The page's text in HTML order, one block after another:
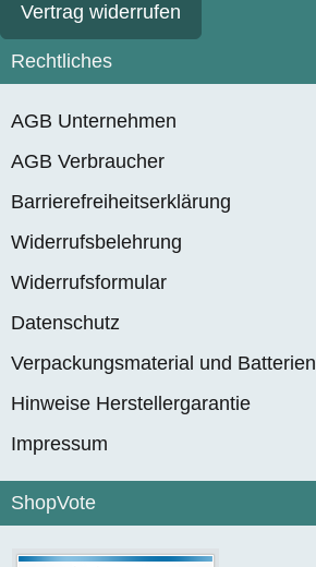
Vertrag widerrufen
Rechtliches
AGB Unternehmen
AGB Verbraucher
Barrierefreiheitserklärung
Widerrufsbelehrung
Widerrufsformular
Datenschutz
Verpackungsmaterial und Batterien
Hinweise Herstellergarantie
Impressum
ShopVote